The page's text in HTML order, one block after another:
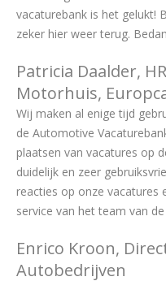
vacaturebank is het gelukt!
zeker hier weer terug.
Patricia Daalder,
Motorhuis,
Wij maken al enige tijd
de Automotive
plaatsen van vacatures op
duidelijk en zeer
reacties op onze vacatures
service van het team van
Enrico Kroon,
Autobedrijven